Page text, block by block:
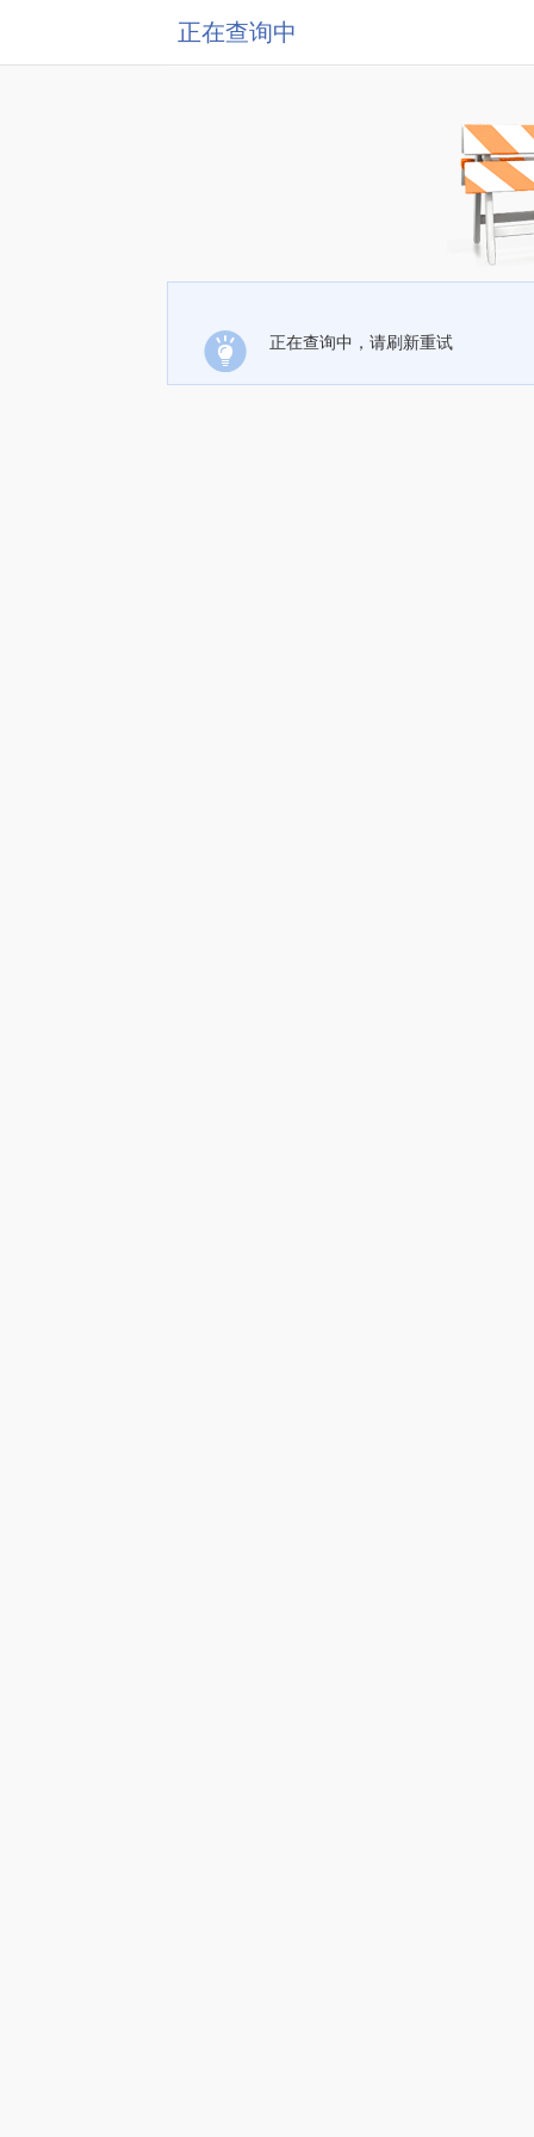
正在查询中
正在查询中，请刷新重试